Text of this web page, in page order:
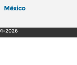
México
2026